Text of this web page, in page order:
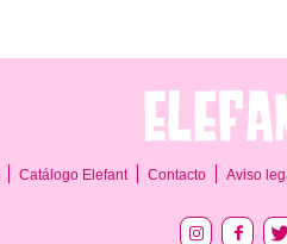
Catálogo Elefant Contacto Aviso